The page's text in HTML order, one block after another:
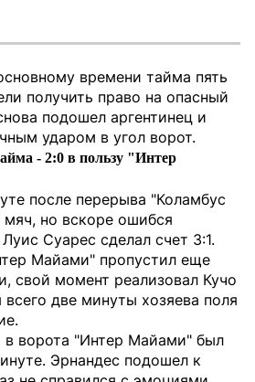
времени тайма пять
получить право на опасный
подошел аргентинец и
ударом в угол ворот.
- 2:0 в пользу "Интер
после перерыва "Коламбус
но вскоре ошибся
Суарес сделал счет 3:1.
Майами" пропустил еще
свой момент реализовал Кучо
две минуты хозяева поля
в ворота "Интер Майами" был
Эрнандес подошел к